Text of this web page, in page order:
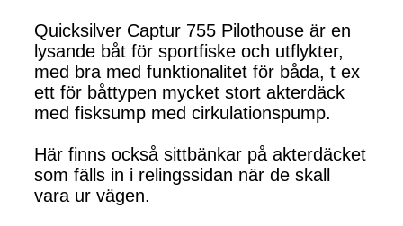
Quicksilver Captur 755 Pilothouse är en
lysande båt för sportfiske och utflykter,
med bra med funktionalitet för båda, t ex
ett för båttypen mycket stort akterdäck
med fisksump med cirkulationspump.
Här finns också sittbänkar på akterdäcket
som fälls in i relingssidan när de skall
vara ur vägen.